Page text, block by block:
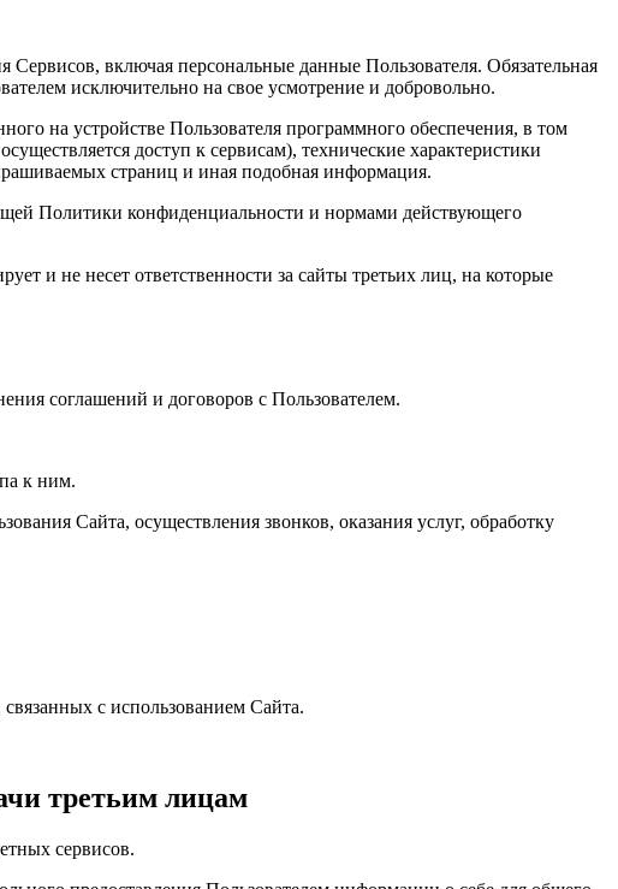
Сервисов, включая персональные данные Пользователя. Обязательная
исключительно на свое усмотрение и добровольно.
на устройстве Пользователя программного обеспечения, в том
доступ к сервисам), технические характеристики
страниц и иная подобная информация.
Политики конфиденциальности и нормами действующего
и не несет ответственности за сайты третьих лиц, на которые
соглашений и договоров с Пользователем.
к ним.
Сайта, осуществления звонков, оказания услуг, обработку
с использованием Сайта.
третьим лицам
сервисов.